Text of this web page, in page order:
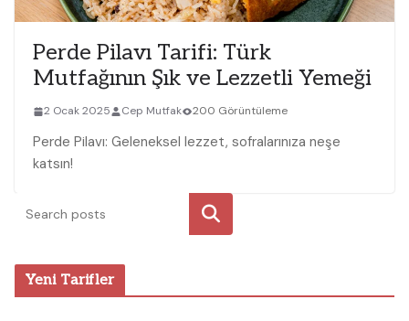
Perde Pilavı Tarifi: Türk
Mutfağının Şık ve Lezzetli Yemeği
2 Ocak 2025 Cep Mutfak 200 Görüntüleme
Perde Pilavı: Geleneksel lezzet, sofralarınıza neşe
katsın!
Ara
Yeni Tarifler